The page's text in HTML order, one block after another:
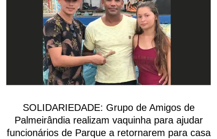
SOLIDARIEDADE: Grupo de Amigos de
Palmeirândia realizam vaquinha para ajudar
funcionários de Parque a retornarem para casa